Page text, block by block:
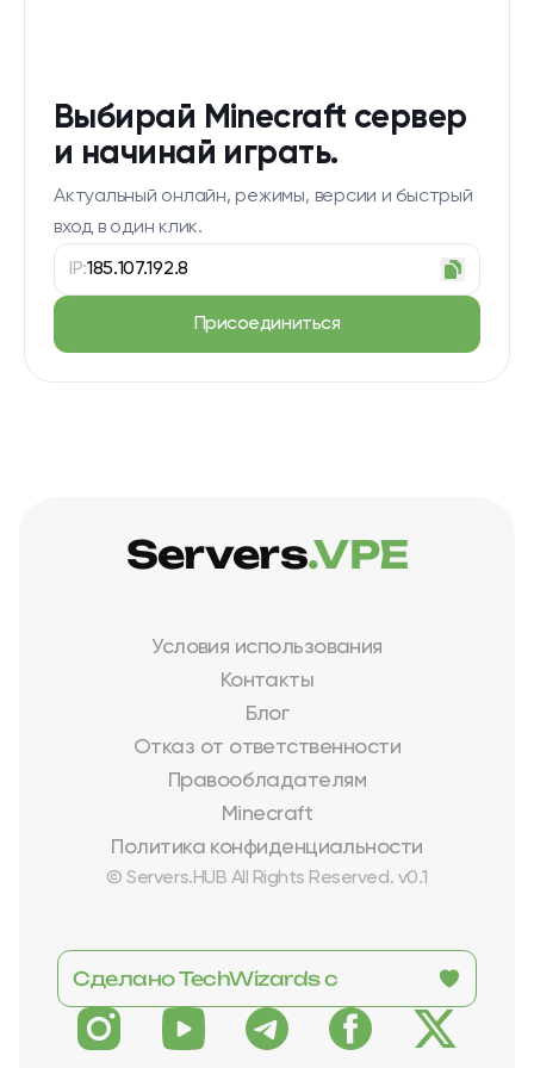
Выбирай Minecraft сервер
и начинай играть.
Актуальный онлайн, режимы, версии и быстрый
вход в один клик.
IP:185.107.192.8
Присоединиться
Условия использования
Контакты
Блог
Отказ от ответственности
Правообладателям
Minecraft
Политика конфиденциальности
© Servers.HUB All Rights Reserved. v0.1
Servers.VPE
Сделано TechWizards с